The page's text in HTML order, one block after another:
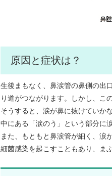
原因と症状は？
生後まもなく、鼻涙管の鼻側の出
り道がつながります。しかし、こ
そうすると、涙が鼻に抜けていか
中にある「涙のう」という部分に
また、もともと鼻涙管が細く、涙
細菌感染を起こすこともあり、ま